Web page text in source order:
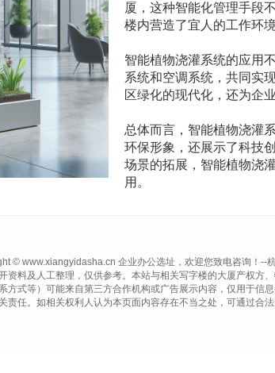
厦，这种智能化管理手段
楼内营造了宜人的工作环境
智能植物浇灌系统的应用
系统和空调系统，共同实
区绿化的现代化，还为企
总体而言，智能植物浇灌
环保形象，还展示了科技
场景的拓展，智能植物浇
用。
© www.xiangyidasha.cn 企业办公选址，欢迎您致电咨询！--
料及人工整理，仅供参考。本站与相关写字楼的大厦产权
式等）可能来自第三方合作机构或广告展示内容，仅用于
责任。如相关权利人认为本页面内容存在不当之处，可通过合